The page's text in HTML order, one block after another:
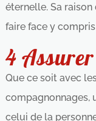
éternelle. Sa raison
faire face y compris
4
Que ce soit avec
compagnonnages,
celui de la